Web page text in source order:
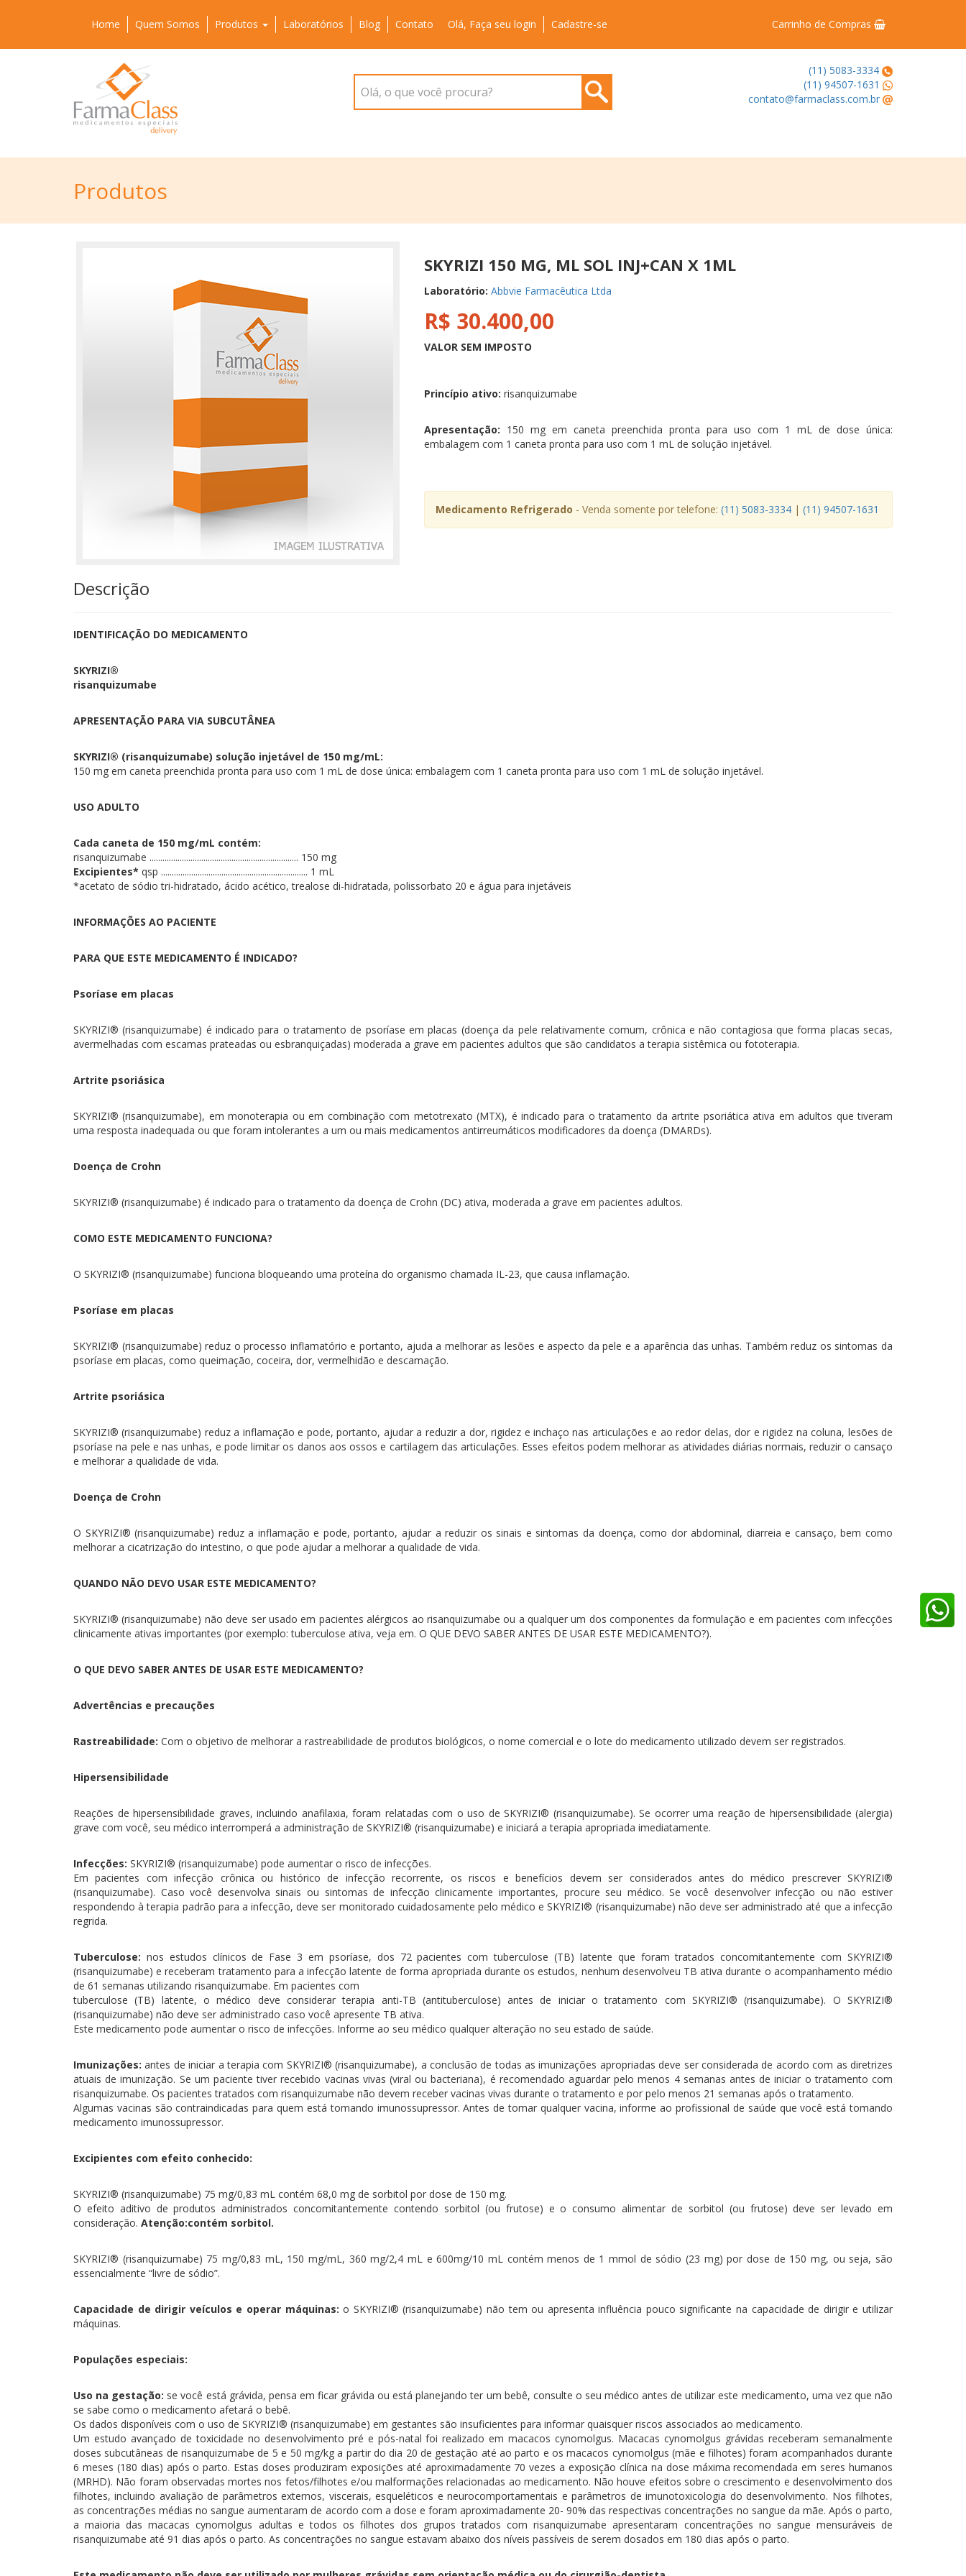
Home Quem Somos Produtos Laboratórios Blog Contato Olá, Faça seu login Cadastre-se Carrinho de Compras
Olá, o que você procura?
(11) 5083-3334
(11) 94507-1631
contato@farmaclass.com.br
Produtos
SKYRIZI 150 MG, ML SOL INJ+CAN X 1ML
Laboratório: Abbvie Farmacêutica Ltda
R$ 30.400,00
VALOR SEM IMPOSTO
Princípio ativo: risanquizumabe
Apresentação: 150 mg em caneta preenchida pronta para uso com 1 mL de dose única:
embalagem com 1 caneta pronta para uso com 1 mL de solução injetável.
Medicamento Refrigerado - Venda somente por telefone: (11) 5083-3334| (11) 94507-1631
Descrição
IDENTIFICAÇÃO DO MEDICAMENTO
SKYRIZI®
risanquizumabe
APRESENTAÇÃO PARA VIA SUBCUTÂNEA
SKYRIZI® (risanquizumabe) solução injetável de 150 mg/mL:
150 mg em caneta preenchida pronta para uso com 1 mL de dose única: embalagem com 1 caneta pronta para uso com 1 mL de solução injetável.
USO ADULTO
Cada caneta de 150 mg/mL contém:
risanquizumabe ..................................................................... 150 mg
Excipientes* qsp .................................................................... 1 mL
*acetato de sódio tri-hidratado, ácido acético, trealose di-hidratada, polissorbato 20 e água para injetáveis
INFORMAÇÕES AO PACIENTE
PARA QUE ESTE MEDICAMENTO É INDICADO?
Psoríase em placas
SKYRIZI® (risanquizumabe) é indicado para o tratamento de psoríase em placas (doença da pele relativamente comum, crônica e não contagiosa que forma placas secas,
avermelhadas com escamas prateadas ou esbranquiçadas) moderada a grave em pacientes adultos que são candidatos a terapia sistêmica ou fototerapia.
Artrite psoriásica
SKYRIZI® (risanquizumabe), em monoterapia ou em combinação com metotrexato (MTX), é indicado para o tratamento da artrite psoriática ativa em adultos que tiveram
uma resposta inadequada ou que foram intolerantes a um ou mais medicamentos antirreumáticos modificadores da doença (DMARDs).
Doença de Crohn
SKYRIZI® (risanquizumabe) é indicado para o tratamento da doença de Crohn (DC) ativa, moderada a grave em pacientes adultos.
COMO ESTE MEDICAMENTO FUNCIONA?
O SKYRIZI® (risanquizumabe) funciona bloqueando uma proteína do organismo chamada IL-23, que causa inflamação.
Psoríase em placas
SKYRIZI® (risanquizumabe) reduz o processo inflamatório e portanto, ajuda a melhorar as lesões e aspecto da pele e a aparência das unhas. Também reduz os sintomas da
psoríase em placas, como queimação, coceira, dor, vermelhidão e descamação.
Artrite psoriásica
SKYRIZI® (risanquizumabe) reduz a inflamação e pode, portanto, ajudar a reduzir a dor, rigidez e inchaço nas articulações e ao redor delas, dor e rigidez na coluna, lesões de
psoríase na pele e nas unhas, e pode limitar os danos aos ossos e cartilagem das articulações. Esses efeitos podem melhorar as atividades diárias normais, reduzir o cansaço
e melhorar a qualidade de vida.
Doença de Crohn
O SKYRIZI® (risanquizumabe) reduz a inflamação e pode, portanto, ajudar a reduzir os sinais e sintomas da doença, como dor abdominal, diarreia e cansaço, bem como
melhorar a cicatrização do intestino, o que pode ajudar a melhorar a qualidade de vida.
QUANDO NÃO DEVO USAR ESTE MEDICAMENTO?
SKYRIZI® (risanquizumabe) não deve ser usado em pacientes alérgicos ao risanquizumabe ou a qualquer um dos componentes da formulação e em pacientes com infecções
clinicamente ativas importantes (por exemplo: tuberculose ativa, veja em. O QUE DEVO SABER ANTES DE USAR ESTE MEDICAMENTO?).
O QUE DEVO SABER ANTES DE USAR ESTE MEDICAMENTO?
Advertências e precauções
Rastreabilidade: Com o objetivo de melhorar a rastreabilidade de produtos biológicos, o nome comercial e o lote do medicamento utilizado devem ser registrados.
Hipersensibilidade
Reações de hipersensibilidade graves, incluindo anafilaxia, foram relatadas com o uso de SKYRIZI® (risanquizumabe). Se ocorrer uma reação de hipersensibilidade (alergia)
grave com você, seu médico interromperá a administração de SKYRIZI® (risanquizumabe) e iniciará a terapia apropriada imediatamente.
Infecções: SKYRIZI® (risanquizumabe) pode aumentar o risco de infecções.
Em pacientes com infecção crônica ou histórico de infecção recorrente, os riscos e benefícios devem ser considerados antes do médico prescrever SKYRIZI®
(risanquizumabe). Caso você desenvolva sinais ou sintomas de infecção clinicamente importantes, procure seu médico. Se você desenvolver infecção ou não estiver
respondendo à terapia padrão para a infecção, deve ser monitorado cuidadosamente pelo médico e SKYRIZI® (risanquizumabe) não deve ser administrado até que a infecção
regrida.
Tuberculose: nos estudos clínicos de Fase 3 em psoríase, dos 72 pacientes com tuberculose (TB) latente que foram tratados concomitantemente com SKYRIZI®
(risanquizumabe) e receberam tratamento para a infecção latente de forma apropriada durante os estudos, nenhum desenvolveu TB ativa durante o acompanhamento médio
de 61 semanas utilizando risanquizumabe. Em pacientes com
tuberculose (TB) latente, o médico deve considerar terapia anti-TB (antituberculose) antes de iniciar o tratamento com SKYRIZI® (risanquizumabe). O SKYRIZI®
(risanquizumabe) não deve ser administrado caso você apresente TB ativa.
Este medicamento pode aumentar o risco de infecções. Informe ao seu médico qualquer alteração no seu estado de saúde.
Imunizações: antes de iniciar a terapia com SKYRIZI® (risanquizumabe), a conclusão de todas as imunizações apropriadas deve ser considerada de acordo com as diretrizes
atuais de imunização. Se um paciente tiver recebido vacinas vivas (viral ou bacteriana), é recomendado aguardar pelo menos 4 semanas antes de iniciar o tratamento com
risanquizumabe. Os pacientes tratados com risanquizumabe não devem receber vacinas vivas durante o tratamento e por pelo menos 21 semanas após o tratamento.
Algumas vacinas são contraindicadas para quem está tomando imunossupressor. Antes de tomar qualquer vacina, informe ao profissional de saúde que você está tomando
medicamento imunossupressor.
Excipientes com efeito conhecido:
SKYRIZI® (risanquizumabe) 75 mg/0,83 mL contém 68,0 mg de sorbitol por dose de 150 mg.
O efeito aditivo de produtos administrados concomitantemente contendo sorbitol (ou frutose) e o consumo alimentar de sorbitol (ou frutose) deve ser levado em
consideração. Atenção:contém sorbitol.
SKYRIZI® (risanquizumabe) 75 mg/0,83 mL, 150 mg/mL, 360 mg/2,4 mL e 600mg/10 mL contém menos de 1 mmol de sódio (23 mg) por dose de 150 mg, ou seja, são
essencialmente “livre de sódio”.
Capacidade de dirigir veículos e operar máquinas: o SKYRIZI® (risanquizumabe) não tem ou apresenta influência pouco significante na capacidade de dirigir e utilizar
máquinas.
Populações especiais:
Uso na gestação: se você está grávida, pensa em ficar grávida ou está planejando ter um bebê, consulte o seu médico antes de utilizar este medicamento, uma vez que não
se sabe como o medicamento afetará o bebê.
Os dados disponíveis com o uso de SKYRIZI® (risanquizumabe) em gestantes são insuficientes para informar quaisquer riscos associados ao medicamento.
Um estudo avançado de toxicidade no desenvolvimento pré e pós-natal foi realizado em macacos cynomolgus. Macacas cynomolgus grávidas receberam semanalmente
doses subcutâneas de risanquizumabe de 5 e 50 mg/kg a partir do dia 20 de gestação até ao parto e os macacos cynomolgus (mãe e filhotes) foram acompanhados durante
6 meses (180 dias) após o parto. Estas doses produziram exposições até aproximadamente 70 vezes a exposição clínica na dose máxima recomendada em seres humanos
(MRHD). Não foram observadas mortes nos fetos/filhotes e/ou malformações relacionadas ao medicamento. Não houve efeitos sobre o crescimento e desenvolvimento dos
filhotes, incluindo avaliação de parâmetros externos, viscerais, esqueléticos e neurocomportamentais e parâmetros de imunotoxicologia do desenvolvimento. Nos filhotes,
as concentrações médias no sangue aumentaram de acordo com a dose e foram aproximadamente 20- 90% das respectivas concentrações no sangue da mãe. Após o parto,
a maioria das macacas cynomolgus adultas e todos os filhotes dos grupos tratados com risanquizumabe apresentaram concentrações no sangue mensuráveis de
risanquizumabe até 91 dias após o parto. As concentrações no sangue estavam abaixo dos níveis passíveis de serem dosados em 180 dias após o parto.